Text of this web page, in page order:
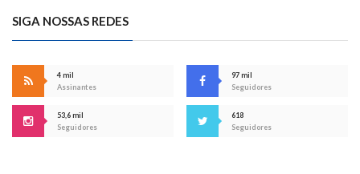
SIGA NOSSAS REDES
4 mil
Assinantes
97 mil
Seguidores
53,6 mil
Seguidores
618
Seguidores